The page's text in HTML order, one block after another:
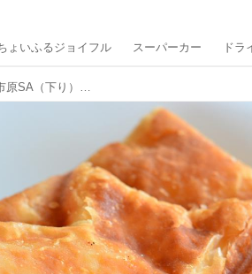
ょいふるジョイフル スーパーカー ドラ
【新ドライブグルメ Vol.18】館山自動車道・市原SA（下り）にはユニークなテイクアウトがいろいろ！